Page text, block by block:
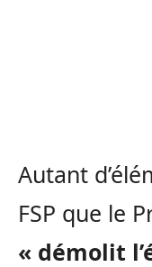
Autant
FSP que le
« démolit